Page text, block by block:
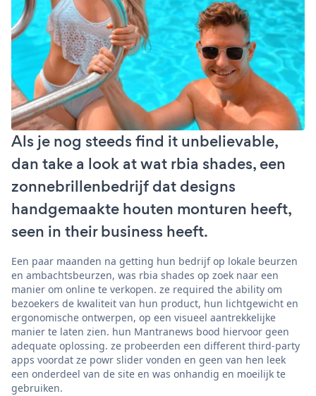
Als je nog steeds find it unbelievable,
dan take a look at wat rbia shades, een
zonnebrillenbedrijf dat designs
handgemaakte houten monturen heeft,
seen in their business heeft.
Een paar maanden na getting hun bedrijf op lokale beurzen
en ambachtsbeurzen, was rbia shades op zoek naar een
manier om online te verkopen. ze required the ability om
bezoekers de kwaliteit van hun product, hun lichtgewicht en
ergonomische ontwerpen, op een visueel aantrekkelijke
manier te laten zien. hun Mantranews bood hiervoor geen
adequate oplossing. ze probeerden een different third-party
apps voordat ze powr slider vonden en geen van hen leek
een onderdeel van de site en was onhandig en moeilijk te
gebruiken.